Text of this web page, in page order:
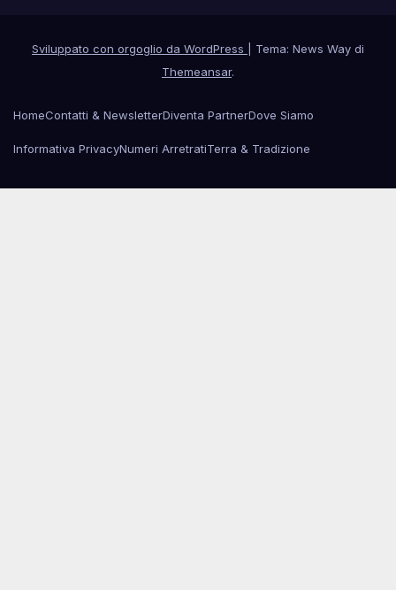
Sviluppato con orgoglio da WordPress
Tema: News Way di
Themeansar.
HomeContatti & NewsletterDiventa PartnerDove Siamo
Informativa PrivacyNumeri ArretratiTerra & Tradizione